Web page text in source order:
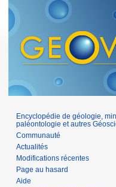
Encyclopédie de géologie,
paléontologie et autres
Communauté
Actualités
Modifications récentes
Page au hasard
Aide